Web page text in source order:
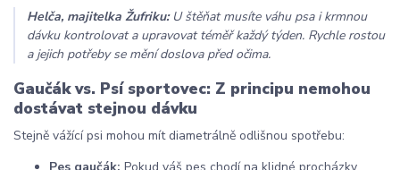
Helča, majitelka Žufriku: U štěňat musíte váhu psa i krmnou
dávku kontrolovat a upravovat téměř každý týden. Rychle rostou
a jejich potřeby se mění doslova před očima.
Gaučák vs. Psí sportovec: Z principu nemohou
dostávat stejnou dávku
Stejně vážící psi mohou mít diametrálně odlišnou spotřebu: